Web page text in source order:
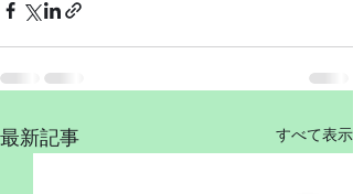
最新記事 すべて表示